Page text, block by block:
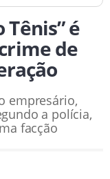
Tênis” é
de
empresário,
a polícia,
facção